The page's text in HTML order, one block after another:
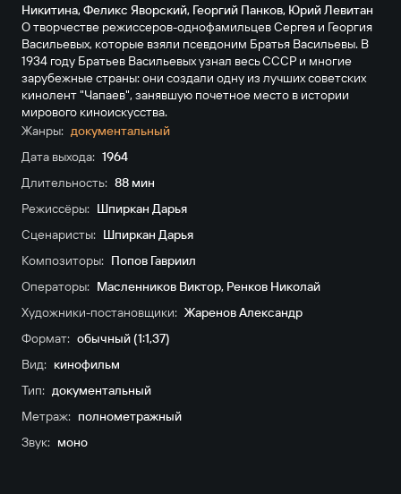
Никитина,Феликс Яворский, Георгий Панков, Юрий Левитан
О творчестве режиссеров-однофамильцев Сергея и Георгия
Васильевых, которые взяли псевдоним Братья Васильевы. В
1934 году Братьев Васильевых узнал весь СССР и многие
зарубежные страны: они создали одну из лучших советских
кинолент "Чапаев", занявшую почетное место в истории
мирового киноискусства.
Жанры: документальный
Дата выхода: 1964
Длительность: 88 мин
Режиссёры: Шпиркан Дарья
Сценаристы: Шпиркан Дарья
Композиторы: Попов Гавриил
Операторы: Масленников Виктор, Ренков Николай
Художники-постановщики: Жаренов Александр
Формат: обычный (1:1,37)
Вид: кинофильм
Тип: документальный
Метраж: полнометражный
Звук: моно